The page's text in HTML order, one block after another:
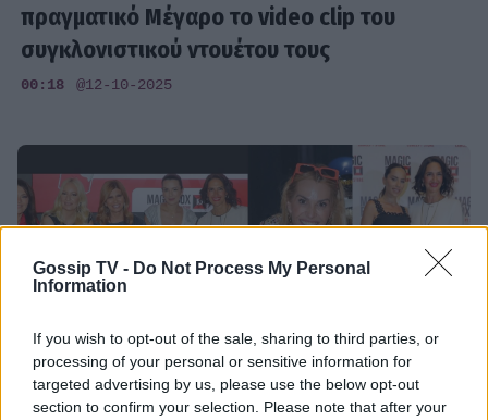
Gossip TV - Do Not Process My Personal
Information
If you wish to opt-out of the sale, sharing to third parties, or
processing of your personal or sensitive information for
targeted advertising by us, please use the below opt-out
section to confirm your selection. Please note that after your
πραγματικό Μέγαρο το video clip του
συγκλονιστικού ντουέτου τους
00:18 @12-10-2025